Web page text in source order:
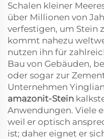
Schalen kleiner
über Millionen von
verfestigen, um Stein
kommt nahezu
nutzen ihn für
Bau von Gebäuden,
oder sogar zur
Unternehmen
amazonit-Stein
Anwendungen. Viele
weil er optisch
ist; daher eignet er